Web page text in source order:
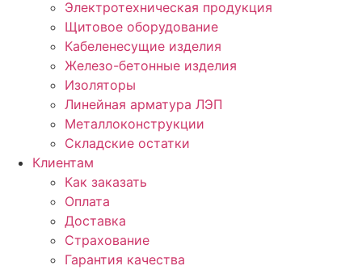
Электротехническая продукция
Щитовое оборудование
Кабеленесущие изделия
Железо-бетонные изделия
Изоляторы
Линейная арматура ЛЭП
Металлоконструкции
Складские остатки
Клиентам
Как заказать
Оплата
Доставка
Страхование
Гарантия качества